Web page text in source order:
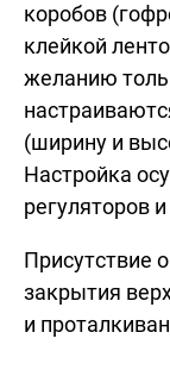
коробов
клейкой
желанию
(ширину и
Настройка
регуляторов
Присутствие
закрытия
и